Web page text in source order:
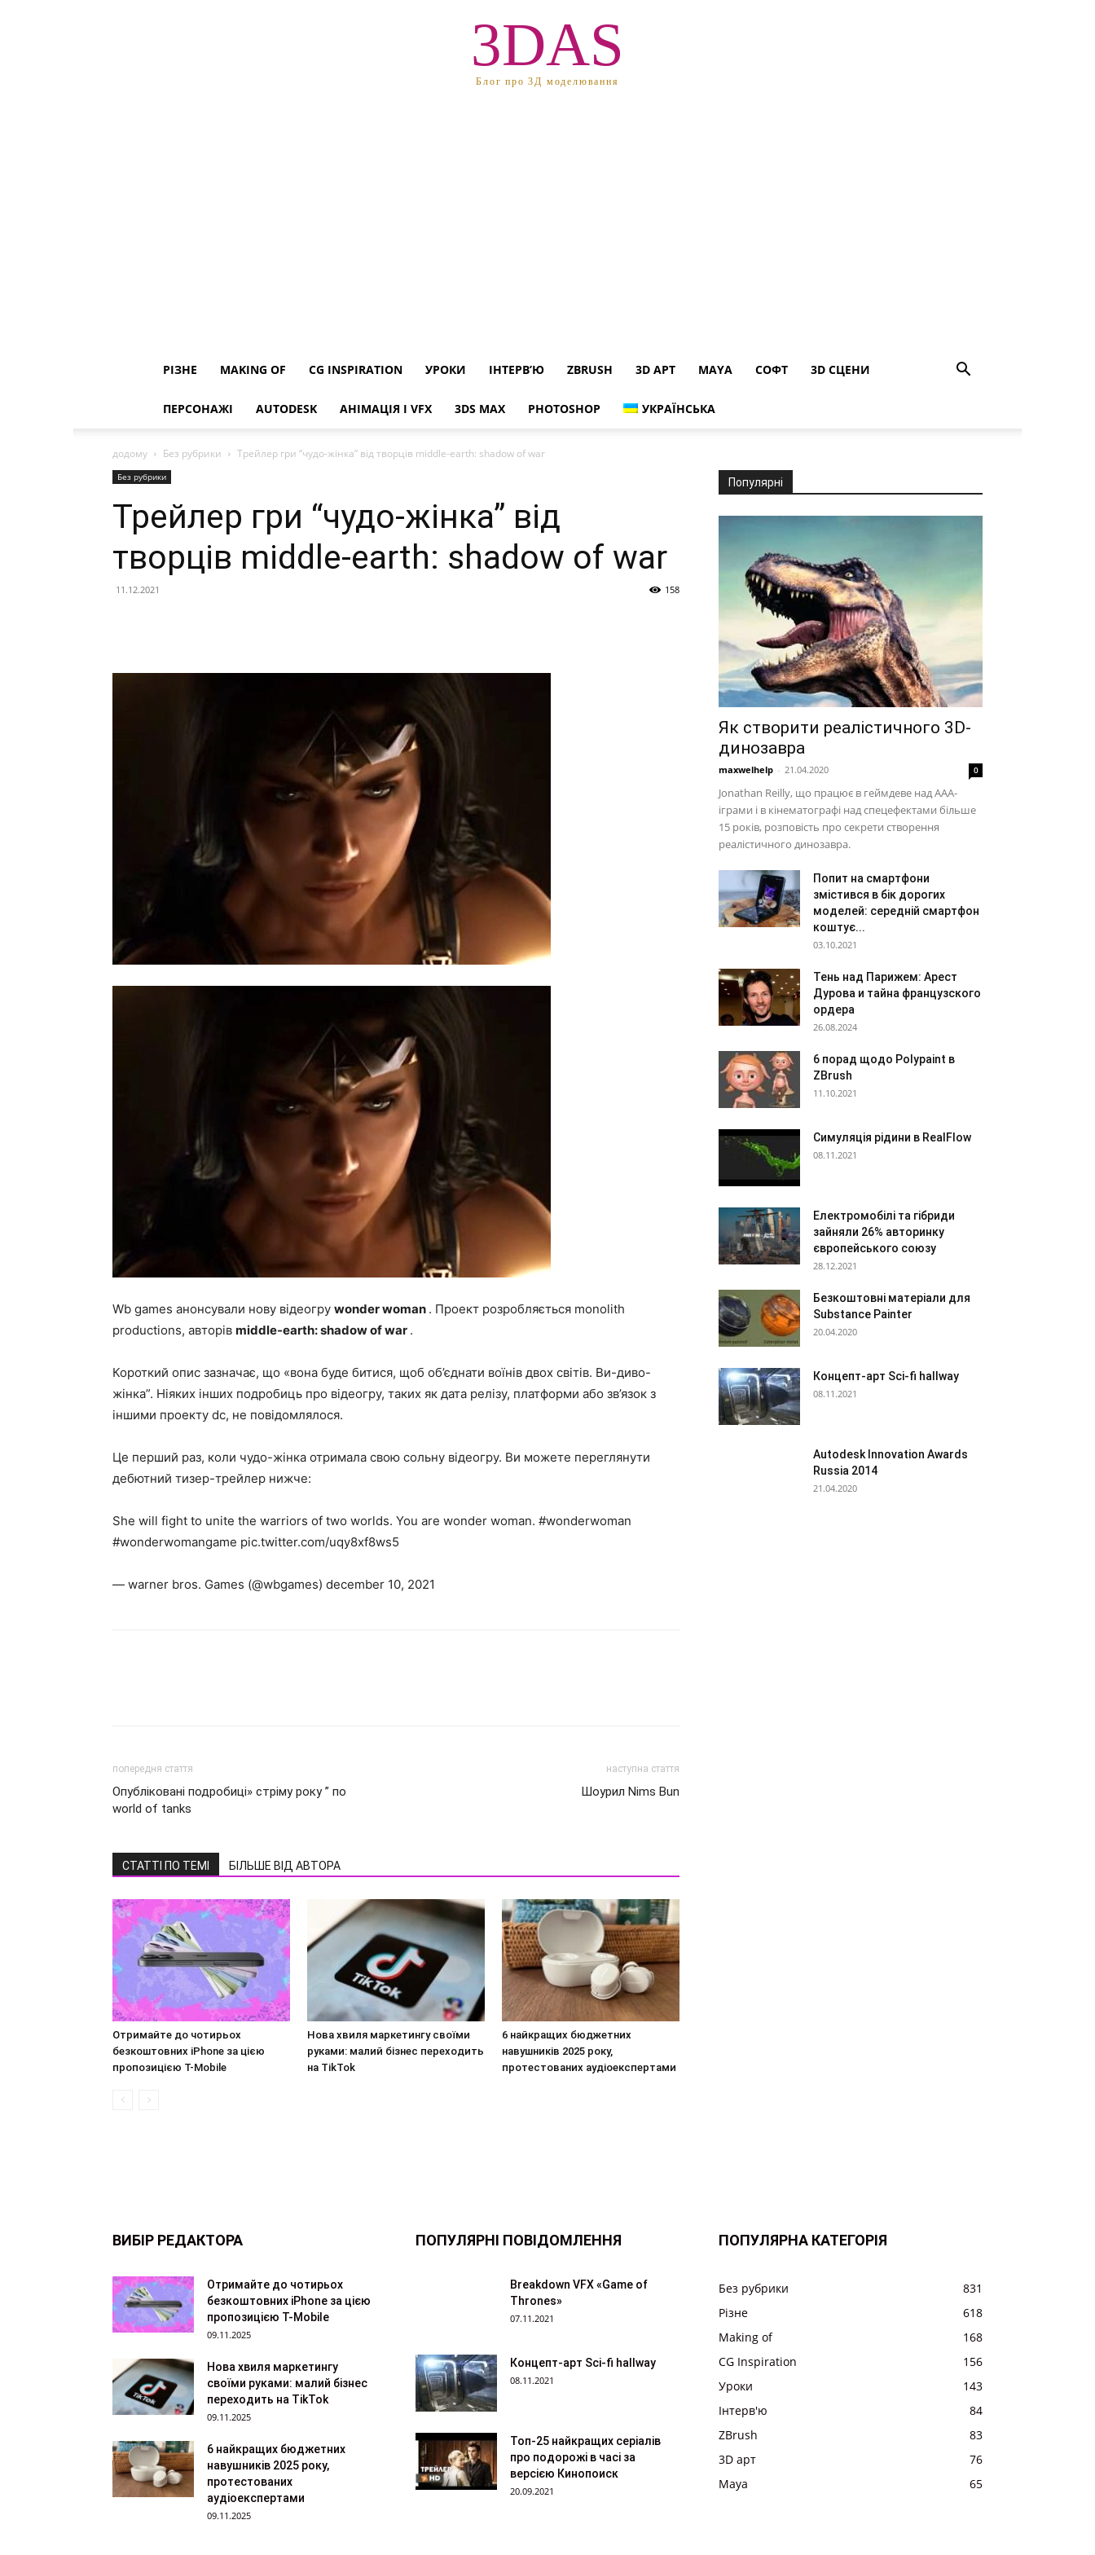
3DAS
Блог про 3Д моделювання
РІЗНЕ MAKING OF CG INSPIRATION УРОКИ ІНТЕРВ’Ю ZBRUSH 3D АРТ MAYA СОФТ 3D СЦЕНИ
ПЕРСОНАЖІ AUTODESK АНІМАЦІЯ І VFX 3DS MAX PHOTOSHOP УКРАЇНСЬКА
додому Без рубрики Трейлер гри “чудо-жінка” від творців middle-earth: shadow of war
Без рубрики
Трейлер гри “чудо-жінка” від
творців middle-earth: shadow of war
11.12.2021 158
Wb games анонсували нову відеогру wonder woman . Проект розробляється monolith
productions, авторів middle-earth: shadow of war .
Короткий опис зазначає, що «вона буде битися, щоб об’єднати воїнів двох світів. Ви-диво-
жінка”. Ніяких інших подробиць про відеогру, таких як дата релізу, платформи або зв’язок з
іншими проекту dc, не повідомлялося.
Це перший раз, коли чудо-жінка отримала свою сольну відеогру. Ви можете переглянути
дебютний тизер-трейлер нижче:
She will fight to unite the warriors of two worlds. You are wonder woman. #wonderwoman
#wonderwomangame pic.twitter.com/uqy8xf8ws5
— warner bros. Games (@wbgames) december 10, 2021
попередня стаття
Опубліковані подробиці» стріму року ” по
world of tanks
наступна стаття
Шоурил Nims Bun
СТАТТІ ПО ТЕМІ БІЛЬШЕ ВІД АВТОРА
Отримайте до чотирьох
безкоштовних iPhone за цією
пропозицією T-Mobile
Нова хвиля маркетингу своїми
руками: малий бізнес переходить
на TikTok
6 найкращих бюджетних
навушників 2025 року,
протестованих аудіоекспертами
Популярні
Як створити реалістичного 3D-
динозавра
maxwelhelp - 21.04.2020 0
Jonathan Reilly, що працює в геймдеве над ААА-
іграми і в кінематографі над спецефектами більше
15 років, розповість про секрети створення
реалістичного динозавра.
Попит на смартфони
змістився в бік дорогих
моделей: середній смартфон
коштує...
03.10.2021
Тень над Парижем: Арест
Дурова и тайна французского
ордера
26.08.2024
6 порад щодо Polypaint в
ZBrush
11.10.2021
Симуляція рідини в RealFlow
08.11.2021
Електромобілі та гібриди
зайняли 26% авторинку
європейського союзу
28.12.2021
Безкоштовні матеріали для
Substance Painter
20.04.2020
Концепт-арт Sci-fi hallway
08.11.2021
Autodesk Innovation Awards
Russia 2014
21.04.2020
ВИБІР РЕДАКТОРА
Отримайте до чотирьох
безкоштовних iPhone за цією
пропозицією T-Mobile
09.11.2025
Нова хвиля маркетингу
своїми руками: малий бізнес
переходить на TikTok
09.11.2025
6 найкращих бюджетних
навушників 2025 року,
протестованих
аудіоекспертами
09.11.2025
ПОПУЛЯРНІ ПОВІДОМЛЕННЯ
Breakdown VFX «Game of
Thrones»
07.11.2021
Концепт-арт Sci-fi hallway
08.11.2021
Топ-25 найкращих серіалів
про подорожі в часі за
версією Кинопоиск
20.09.2021
ПОПУЛЯРНА КАТЕГОРІЯ
Без рубрики
831
Різне
618
Making of
168
CG Inspiration
156
Уроки
143
Інтерв'ю
84
ZBrush
83
3D арт
76
Maya
65